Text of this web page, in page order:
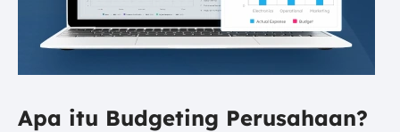
Apa itu Budgeting Perusahaan?